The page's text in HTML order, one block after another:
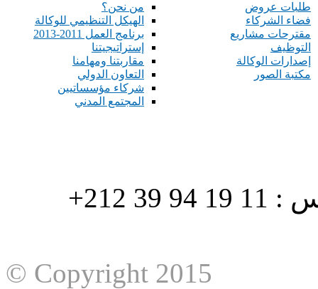
من نحن؟
الهيكل التنظيمي للوكالة
برنامج العمل 2011-2013
إستراتيجيتنا
مقاربتنا ومهامنا
التعاون الدولي
شركاء مؤسساتيين
المجتمع المدني
طلبات عروض
فضاء الشركاء
مقترحات مشاريع
التوظيف
إصدارات الوكالة
مكتبة الصور
هاتف : 90/88 32 94 39 212+ فاكس : 11 19 94 39 212+
© Copyright 2015